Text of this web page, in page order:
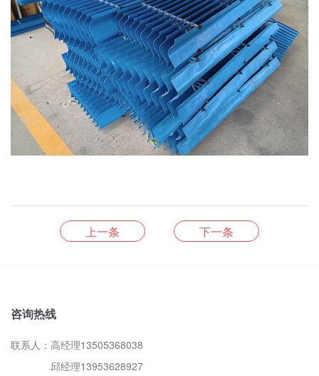
上一条 下一条
咨询热线
联系人：高经理13505368038
邱经理13953628927